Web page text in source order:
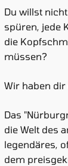
Du willst
spüren, jede
die
müssen?
Wir haben
Das
die Welt des
legendäres,
dem